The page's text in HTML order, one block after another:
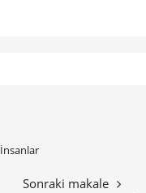
Sonraki makale